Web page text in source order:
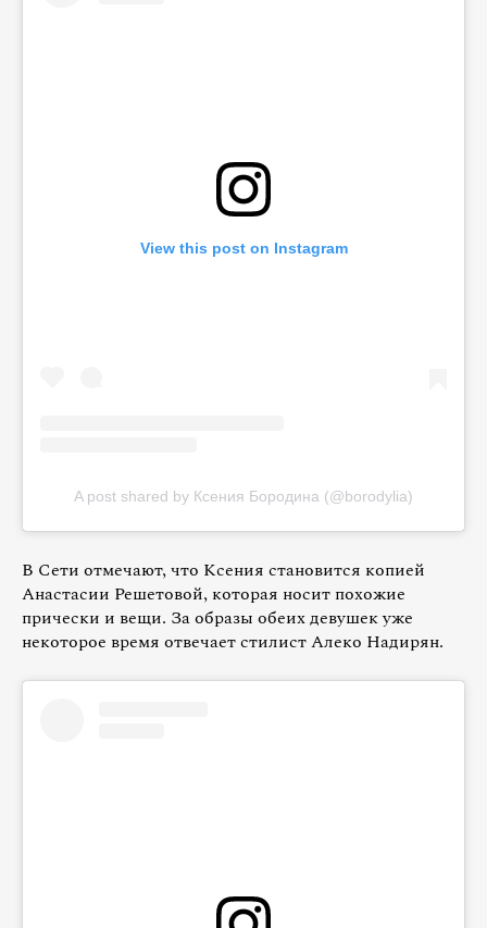
View this post on Instagram
A post shared by Ксения Бородина (@borodylia)
В Сети отмечают, что Ксения становится копией
Анастасии Решетовой, которая носит похожие
прически и вещи. За образы обеих девушек уже
некоторое время отвечает стилист Алеко Надирян.